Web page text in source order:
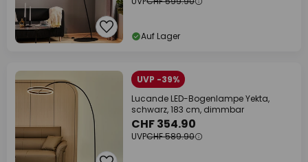
Auf Lager
UVP -39%
Lucande LED-Bogenlampe Yekta,
schwarz, 183 cm, dimmbar
CHF 354.90
UVPCHF 589.90